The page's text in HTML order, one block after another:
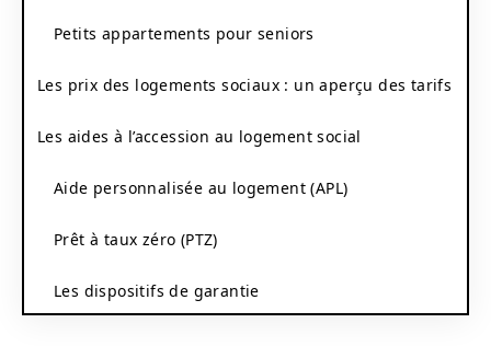
Petits appartements pour seniors
Les prix des logements sociaux : un aperçu des tarifs
Les aides à l’accession au logement social
Aide personnalisée au logement (APL)
Prêt à taux zéro (PTZ)
Les dispositifs de garantie